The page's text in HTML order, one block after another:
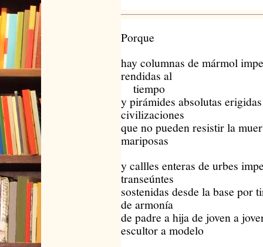
Porque
hay columnas de mármol
rendidas al
tiempo
y pirámides absolutas
civilizaciones
que no pueden resistir la
mariposas
y callles enteras de urbes
transeúntes
sostenidas desde la base por
de armonía
de padre a hija de joven a
escultor a modelo